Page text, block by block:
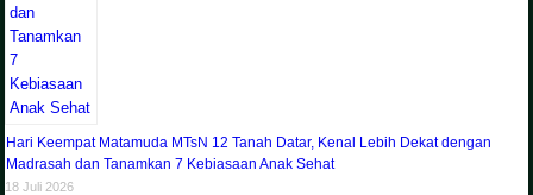
Hari Keempat Matamuda MTsN 12 Tanah Datar, Kenal Lebih Dekat dengan
Madrasah dan Tanamkan 7 Kebiasaan Anak Sehat
18 Juli 2026